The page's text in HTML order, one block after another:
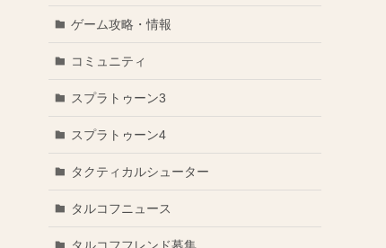
ゲーム攻略・情報
コミュニティ
スプラトゥーン3
スプラトゥーン4
タクティカルシューター
タルコフニュース
タルコフフレンド募集